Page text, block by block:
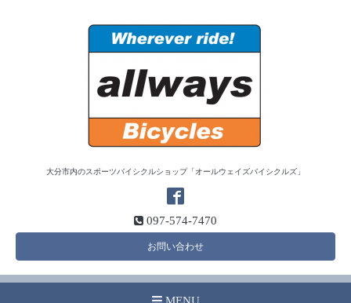
大分市内のスポーツバイシクルショップ「オールウェイズバイシクルズ」
097-574-7470
お問い合わせ
MENU